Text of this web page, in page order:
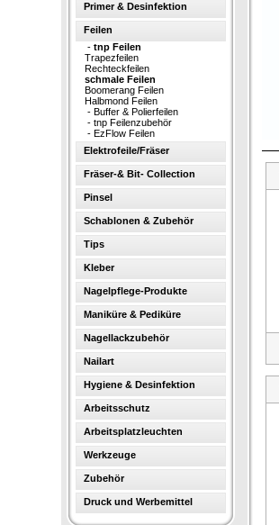
Primer & Desinfektion
Feilen
- tnp Feilen
Trapezfeilen
Rechteckfeilen
schmale Feilen
Boomerang Feilen
Halbmond Feilen
- Buffer & Polierfeilen
- tnp Feilenzubehör
- EzFlow Feilen
Elektrofeile/Fräser
Fräser-& Bit- Collection
Pinsel
Schablonen & Zubehör
Tips
Kleber
Nagelpflege-Produkte
Maniküre & Pediküre
Nagellackzubehör
Nailart
Hygiene & Desinfektion
Arbeitsschutz
Arbeitsplatzleuchten
Werkzeuge
Zubehör
Druck und Werbemittel